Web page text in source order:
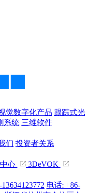
觉数字化产品 跟踪式光
系统 三维软件
们 投资者关系
心
3DeVOK
13634123772 电话: +86-